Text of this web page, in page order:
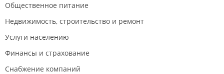
Общественное питание
Недвижимость, строительство и ремонт
Услуги населению
Финансы и страхование
Снабжение компаний